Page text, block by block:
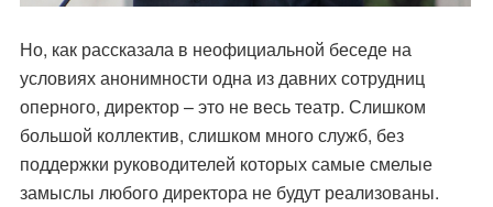
Но, как рассказала в неофициальной беседе на
условиях анонимности одна из давних сотрудниц
оперного, директор – это не весь театр. Слишком
большой коллектив, слишком много служб, без
поддержки руководителей которых самые смелые
замыслы любого директора не будут реализованы.